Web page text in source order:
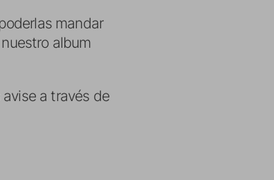
mandar
album
a través de